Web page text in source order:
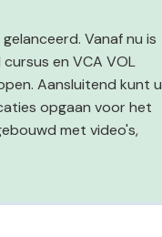
Vanaf nu is
en VCA VOL
Aansluitend kunt u
opgaan voor het
met video's,